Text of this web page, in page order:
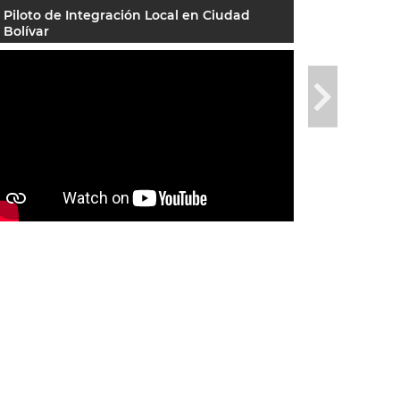
Piloto de Integración Local en Ciudad
Bolívar